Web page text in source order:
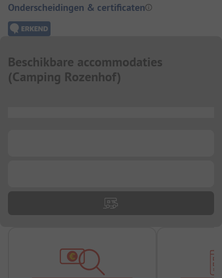
Onderscheidingen & certificaten
Beschikbare accommodaties
(Camping Rozenhof)